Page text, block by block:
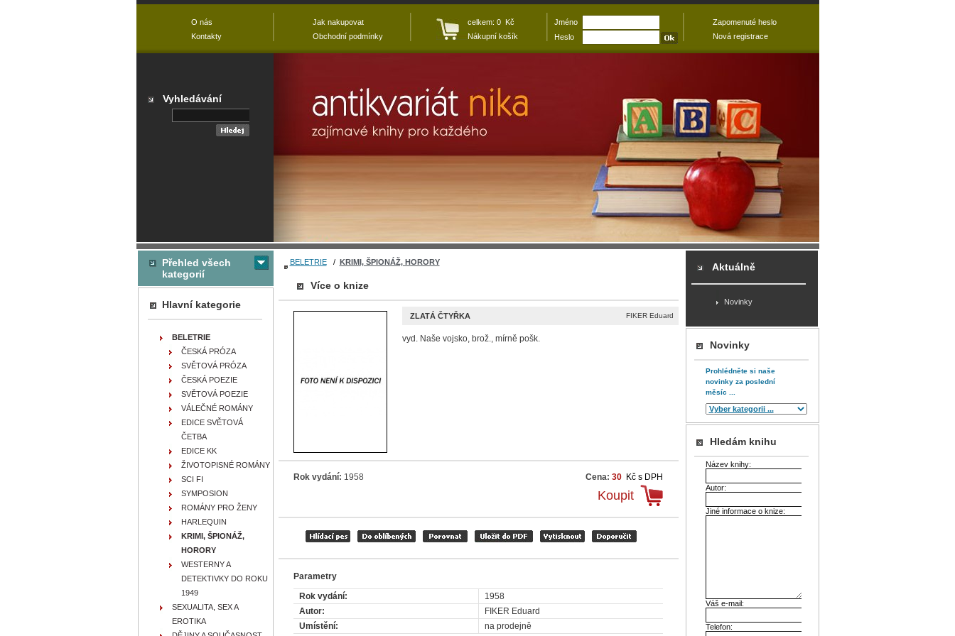
BELETRIE/ KRIMI, ŠPIONÁŽ, HORORY
Více o knize
ZLATÁ ČTYŘKA FIKER Eduard
vyd. Naše vojsko, brož., mírně pošk.
Rok vydání: 1958 Cena: 30 Kč s DPH
Koupit
Parametry
Rok vydání:
1958
Autor:
FIKER Eduard
Umístění:
na prodejně
Přehled všech
kategorií
Hlavní kategorie
BELETRIE
ČESKÁ PRÓZA
SVĚTOVÁ PRÓZA
ČESKÁ POEZIE
SVĚTOVÁ POEZIE
VÁLEČNÉ ROMÁNY
EDICE SVĚTOVÁ
ČETBA
EDICE KK
ŽIVOTOPISNÉ ROMÁNY
SCI FI
SYMPOSION
ROMÁNY PRO ŽENY
HARLEQUIN
KRIMI, ŠPIONÁŽ,
HORORY
WESTERNY A
DETEKTIVKY DO ROKU
1949
SEXUALITA, SEX A
EROTIKA
Aktuálně
Novinky
Novinky
Prohlédněte si naše
novinky za poslední
měsíc ...
Hledám knihu
Název knihy:
Autor:
Jiné informace o knize:
Váš e-mail:
Telefon:
O nás
Kontakty
Jak nakupovat
Obchodní podmínky
celkem: 0 Kč
Nákupní košík
Jméno
Heslo
Zapomenuté heslo
Nová registrace
Vyhledávání